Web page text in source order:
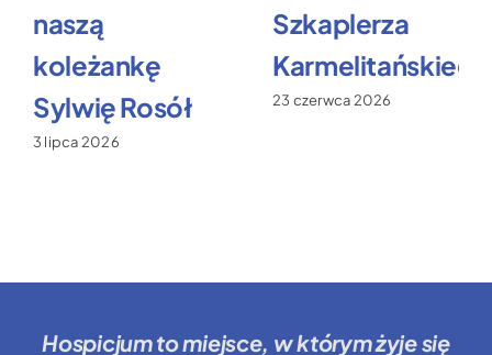
naszą
koleżankę
Sylwię Rosół
3 lipca 2026
Szkaplerza
Karmelitańskiego
23 czerwca 2026
Hospicjum to miejsce, w którym żyje się